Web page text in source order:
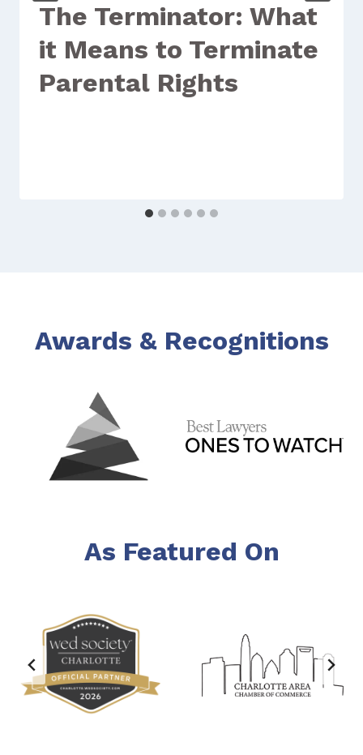
The Terminator: What
it Means to Terminate
Parental Rights
Awards & Recognitions
As Featured On